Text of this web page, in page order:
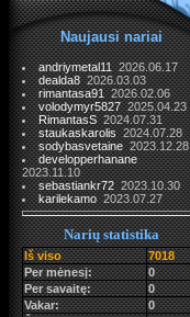
Naujausi nariai
andriymetal112026.06.17
dealda82026.03.03
rimantasa912026.02.06
volodymyr58272025.04.23
RimantasS2024.07.31
staukaskarolis2024.07.28
sodybasvetaine2023.12.28
developperhanane
2023.11.10
sebastiankr722023.10.30
karilekamo2023.07.27
Narių statistika
Iš viso
7018
Per mėnesį:
0
Per savaitę:
0
Vakar:
0